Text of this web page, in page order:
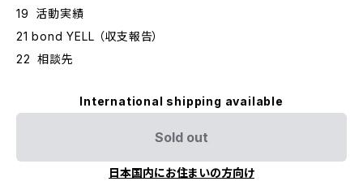
19 活動実績
21 bond YELL （収支報告）
22 相談先
International shipping available
Sold out
日本国内にお住まいの方向け